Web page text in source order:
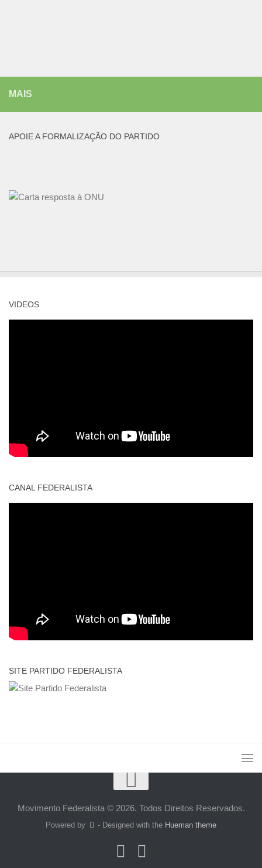
MAIS
APOIE A FORMALIZAÇÃO DO PARTIDO
VIDEOS
CANAL FEDERALISTA
SITE PARTIDO FEDERALISTA
Movimento Federalista © 2026. Todos Direitos Reservados.
Powered by - Designed with the Hueman theme